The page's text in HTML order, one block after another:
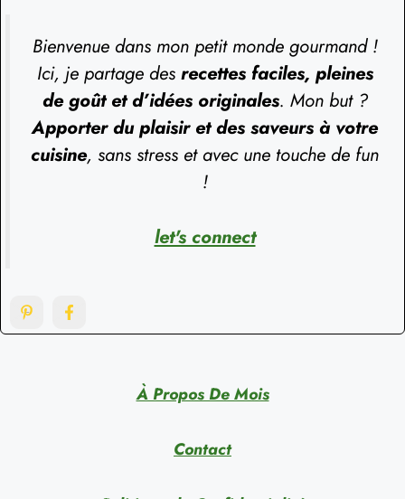
Bienvenue dans mon petit monde gourmand !
Ici, je partage des recettes faciles, pleines
de goût et d’idées originales. Mon but ?
Apporter du plaisir et des saveurs à votre
cuisine, sans stress et avec une touche de fun
!
let's connect
À Propos De Mois
Contact